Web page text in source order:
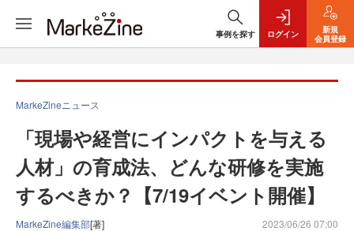
事例を探す ログイン
新規
会員登録
MarkeZineニュース
「現場や経営にインパクトを与える
人材」の育成法、どんな研修を実施
するべきか？【7/19イベント開催】
MarkeZine編集部[著] 2023/06/26 07:00